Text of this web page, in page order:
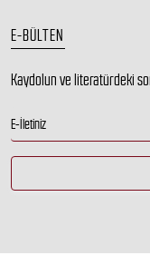
E-BÜLTEN
Kaydolun ve literatürdeki